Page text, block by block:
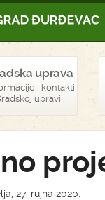
uprava
i kontakti
upravi
27. rujna 2020.